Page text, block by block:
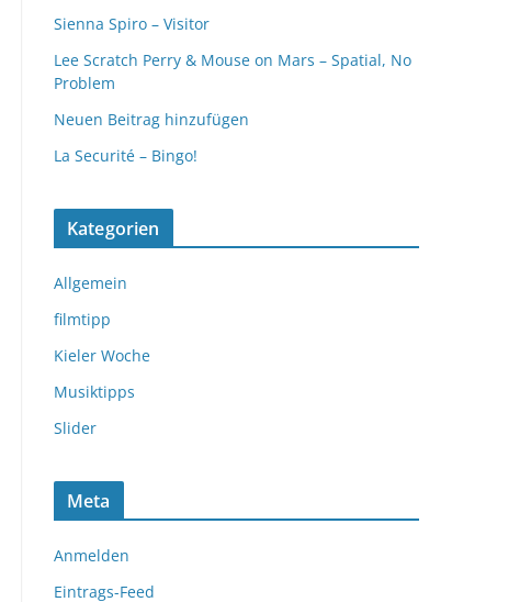
Sienna Spiro – Visitor
Lee Scratch Perry & Mouse on Mars – Spatial, No
Problem
Neuen Beitrag hinzufügen
La Securité – Bingo!
Kategorien
Allgemein
filmtipp
Kieler Woche
Musiktipps
Slider
Meta
Anmelden
Eintrags-Feed